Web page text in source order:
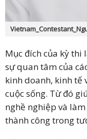
Mục đích của kỳ thi
sự quan tâm của
kinh doanh, kinh tế
cuộc sống. Từ đó
nghề nghiệp và
thành công trong